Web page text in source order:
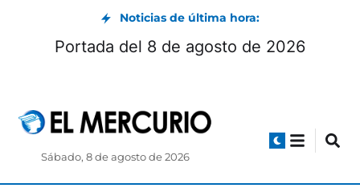
Noticias de última hora:
Portada del 8 de agosto de 2026
Sábado, 8 de agosto de 2026